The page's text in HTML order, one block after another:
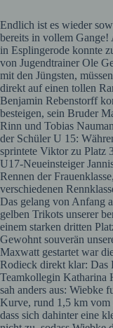
Endlich ist es wieder
bereits in vollem Gange!
in Esplingerode konnte
von Jugendtrainer Ole
mit den Jüngsten,
direkt auf einen tollen
Benjamin Rebenstorff
besteigen, sein Bruder
Rinn und Tobias
der Schüler U 15:
sprintete Viktor zu Platz
U17-Neueinsteiger
Rennen der
verschiedenen
Das gelang von Anfang
gelben Trikots unserer
einem starken dritten
Gewohnt souverän
Maxwatt gestartet war
Rodieck direkt klar: Das
Teamkollegin Katharina
sah anders aus: Wiebke
Kurve, rund 1,5 km vom
dass sich dahinter eine